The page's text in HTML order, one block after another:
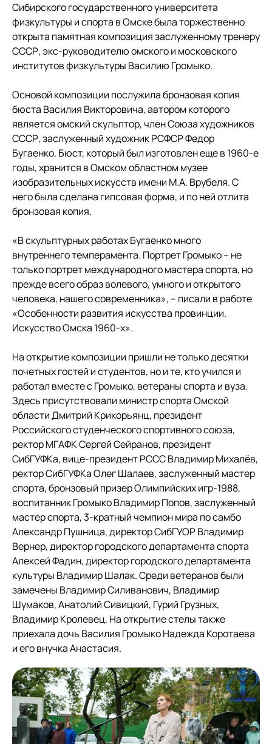
Сибирского государственного университета
физкультуры и спорта в Омске была торжественно
открыта памятная композиция заслуженному тренеру
СССР, экс-руководителю омского и московского
институтов физкультуры Василию Громыко.
Основой композиции послужила бронзовая копия
бюста Василия Викторовича, автором которого
является омский скульптор, член Союза художников
СССР, заслуженный художник РСФСР Федор
Бугаенко. Бюст, который был изготовлен еще в 1960-е
годы, хранится в Омском областном музее
изобразительных искусств имени М.А. Врубеля. С
него была сделана гипсовая форма, и по ней отлита
бронзовая копия.
«В скульптурных работах Бугаенко много
внутреннего темперамента. Портрет Громыко – не
только портрет международного мастера спорта, но
прежде всего образ волевого, умного и открытого
человека, нашего современника», – писали в работе
«Особенности развития искусства провинции.
Искусство Омска 1960-х».
На открытие композиции пришли не только десятки
почетных гостей и студентов, но и те, кто учился и
работал вместе с Громыко, ветераны спорта и вуза.
Здесь присутствовали министр спорта Омской
области Дмитрий Крикорьянц, президент
Российского студенческого спортивного союза,
ректор МГАФК Сергей Сейранов, президент
СибГУФКа, вице-президент РССС Владимир Михалёв,
ректор СибГУФКа Олег Шалаев, заслуженный мастер
спорта, бронзовый призер Олимпийских игр-1988,
воспитанник Громыко Владимир Попов, заслуженный
мастер спорта, 3-кратный чемпион мира по самбо
Александр Пушница, директор СибГУОР Владимир
Вернер, директор городского департамента спорта
Алексей Фадин, директор городского департамента
культуры Владимир Шалак. Среди ветеранов были
замечены Владимир Силиванович, Владимир
Шумаков, Анатолий Сивицкий, Гурий Грузных,
Владимир Кролевец. На открытие стелы также
приехала дочь Василия Громыко Надежда Коротаева
и его внучка Анастасия.